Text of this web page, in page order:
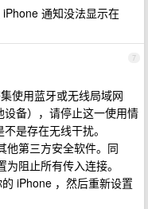
通知没法显示在
7
使用蓝牙或无线局域网
设备），请停止这一使用情
是存在无线干扰。
他第三方安全软件。同
阻止所有传入连接。
iPhone ，然后重新设置